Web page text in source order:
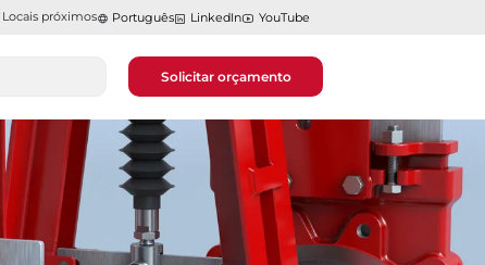
Locais próximos Português LinkedIn YouTube
Solicitar orçamento